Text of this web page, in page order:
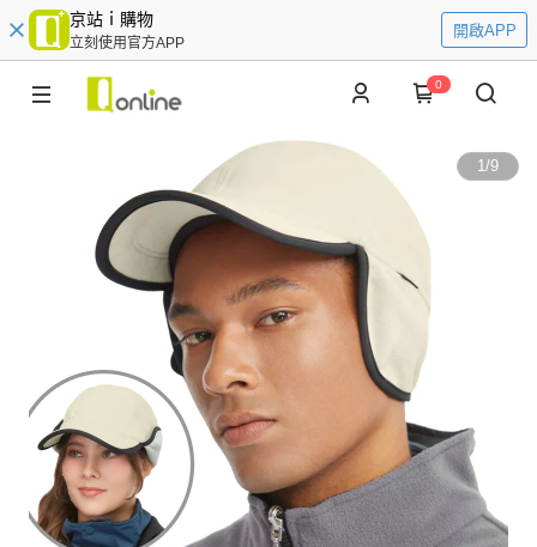
京站ｉ購物
立刻使用官方APP
開啟APP
0
1/9